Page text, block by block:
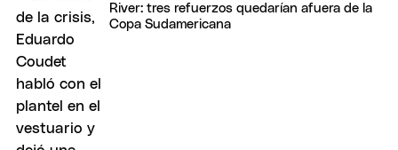
River: tres refuerzos quedarían afuera de la
Copa Sudamericana